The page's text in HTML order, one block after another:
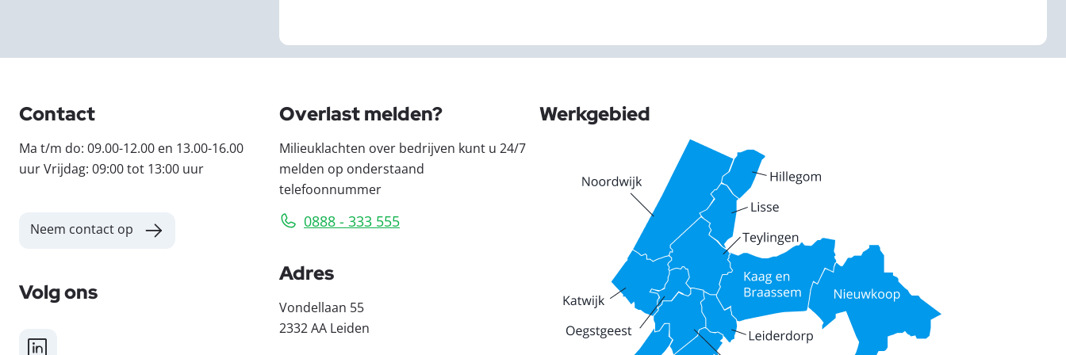
Contact
Ma t/m do: 09.00-12.00 en 13.00-16.00
uur Vrijdag: 09:00 tot 13:00 uur
Neem contact op
Volg ons
LinkedIn
Overlast melden?
Milieuklachten over bedrijven kunt u 24/7
melden op onderstaand
telefoonnummer
0888 - 333 555
Adres
Vondellaan 55
2332 AA Leiden
Werkgebied